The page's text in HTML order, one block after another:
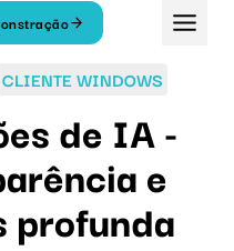
CLIENTE WINDOWS
de IA -
e
profunda